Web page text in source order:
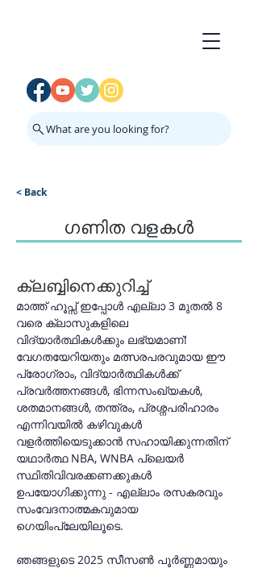
What are you looking for?
< Back
ഗണിത വളകൾ
ക്ലബ്ബിനെക്കുറിച്ച്
മാത്ത് ഹൂപ്സ് ഇപ്പോൾ എല്ലാ 3 മുതൽ 8
വരെ ക്ലാസുകളിലെ
വിദ്യാർത്ഥികൾക്കും ലഭ്യമാണ്!
വേഗതയേറിയതും മത്സരപരവുമായ ഈ
പ്രോഗ്രാം, വിദ്യാർത്ഥികൾക്ക്
പ്രവർത്തനങ്ങൾ, ഭിന്നസംഖ്യകൾ,
ശതമാനങ്ങൾ, തന്ത്രം, പ്രശ്നപരിഹാരം
എന്നിവയിൽ കഴിവുകൾ
വളർത്തിയെടുക്കാൻ സഹായിക്കുന്നതിന്
യഥാർത്ഥ NBA, WNBA പ്ലെയർ
സ്ഥിതിവിവരക്കണക്കുകൾ
ഉപയോഗിക്കുന്നു - എല്ലാം രസകരവും
സംവേദനാത്മകവുമായ
ഗെയിംപ്ലേയിലൂടെ.
ഞങ്ങളുടെ 2025 സീസൺ പൂർണ്ണമായും